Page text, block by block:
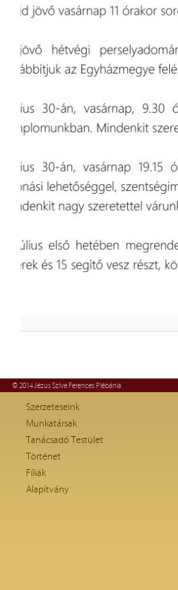
© 2014 Jézus Szíve Ferences Plébánia
Szerzeteseink
Munkatársak
Tanácsadó Testület
Történet
Fíliák
Alapítvány